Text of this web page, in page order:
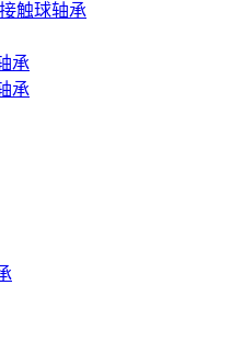
触球轴承
承
承